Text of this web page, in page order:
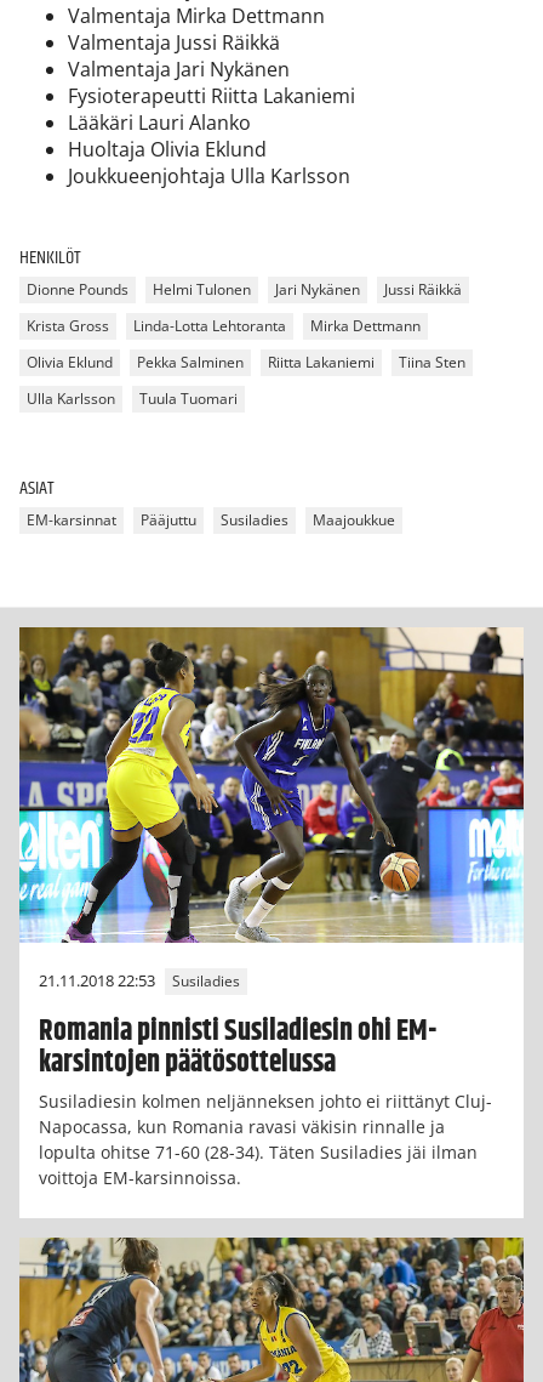
Valmentaja Mirka Dettmann
Valmentaja Jussi Räikkä
Valmentaja Jari Nykänen
Fysioterapeutti Riitta Lakaniemi
Lääkäri Lauri Alanko
Huoltaja Olivia Eklund
Joukkueenjohtaja Ulla Karlsson
HENKILÖT
Dionne Pounds Helmi Tulonen Jari Nykänen
Jussi Räikkä
Krista Gross
Linda-Lotta Lehtoranta
Mirka Dettmann
Olivia Eklund
Pekka Salminen Riitta Lakaniemi
Tiina Sten
Ulla Karlsson
Tuula Tuomari
ASIAT
EM-karsinnat Pääjuttu Susiladies Maajoukkue
21.11.2018 22:53 Susiladies
Romania pinnisti Susiladiesin ohi EM-
karsintojen päätösottelussa
Susiladiesin kolmen neljänneksen johto ei riittänyt Cluj-
Napocassa, kun Romania ravasi väkisin rinnalle ja
lopulta ohitse 71-60 (28-34). Täten Susiladies jäi ilman
voittoja EM-karsinnoissa.